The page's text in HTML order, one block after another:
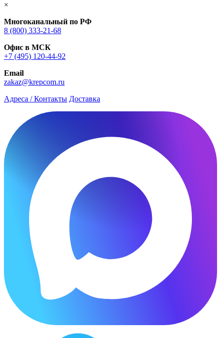
×
Многоканальный по РФ
8 (800) 333‑21-68
Офис в МСК
+7 (495) 120-44-92
Email
zakaz@krepcom.ru
Адреса / Контакты Доставка